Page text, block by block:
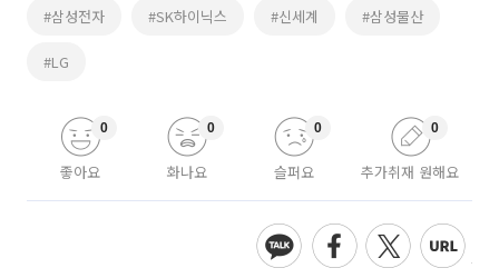
#삼성전자 #SK하이닉스 #신세계 #삼성물산
#LG
좋아요
0
화나요
0
슬퍼요
0
추가취재 원해요
0